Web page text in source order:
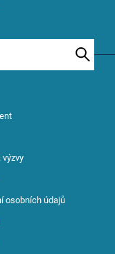
výzvy
osobních údajů